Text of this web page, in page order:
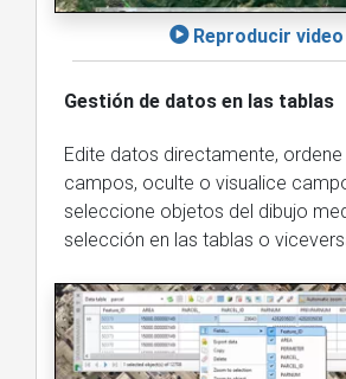
Reproducir video
Gestión de datos en las tablas
Edite datos directamente,
campos, oculte o visualice
seleccione objetos del dibujo
selección en las tablas o